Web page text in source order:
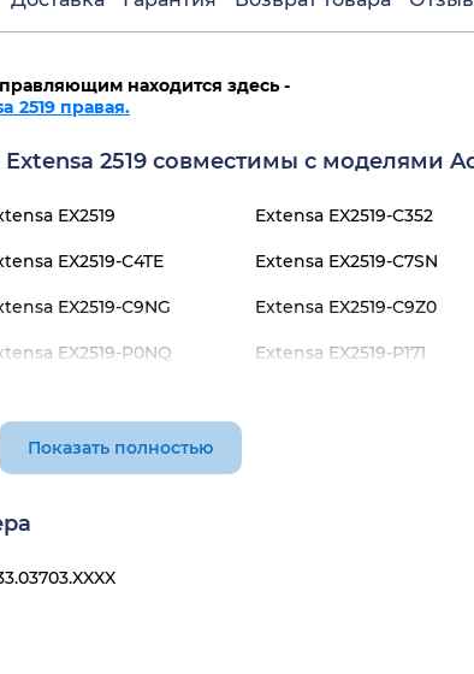
находится здесь -
2519 правая.
2519 совместимы с моделями
EX2519 Extensa EX2519-C352
EX2519-C4TE Extensa EX2519-C7SN
EX2519-C9NG Extensa EX2519-C9Z0
EX2519-P0NQ Extensa EX2519-P171
Показать полностью